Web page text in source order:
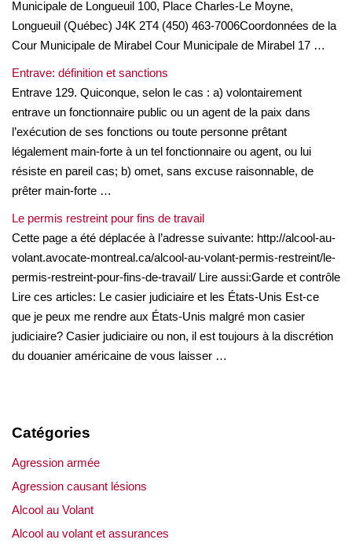
Municipale de Longueuil 100, Place Charles-Le Moyne,
Longueuil (Québec) J4K 2T4 (450) 463-7006Coordonnées de la
Cour Municipale de Mirabel Cour Municipale de Mirabel 17 …
Entrave: définition et sanctions
Entrave 129. Quiconque, selon le cas : a) volontairement
entrave un fonctionnaire public ou un agent de la paix dans
l’exécution de ses fonctions ou toute personne prêtant
légalement main-forte à un tel fonctionnaire ou agent, ou lui
résiste en pareil cas; b) omet, sans excuse raisonnable, de
prêter main-forte …
Le permis restreint pour fins de travail
Cette page a été déplacée à l’adresse suivante: http://alcool-au-
volant.avocate-montreal.ca/alcool-au-volant-permis-restreint/le-
permis-restreint-pour-fins-de-travail/ Lire aussi:Garde et contrôle
Lire ces articles: Le casier judiciaire et les États-Unis Est-ce
que je peux me rendre aux États-Unis malgré mon casier
judiciaire? Casier judiciaire ou non, il est toujours à la discrétion
du douanier américaine de vous laisser …
Catégories
Agression armée
Agression causant lésions
Alcool au Volant
Alcool au volant et assurances